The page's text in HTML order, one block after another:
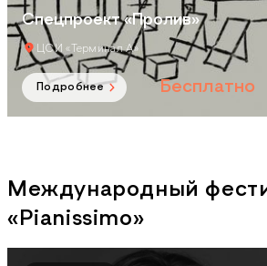
Спецпроект «Пролив»
ЦСИ «Терминал А»
Подробнее Бесплатно
Международный
«Pianissimo»